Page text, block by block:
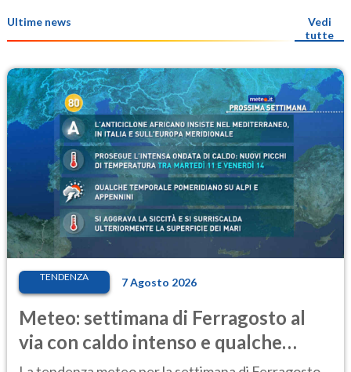
Ultime news
Vedi
tutte
TENDENZA 7 Agosto 2026
Meteo: settimana di Ferragosto al
via con caldo intenso e qualche
temporale